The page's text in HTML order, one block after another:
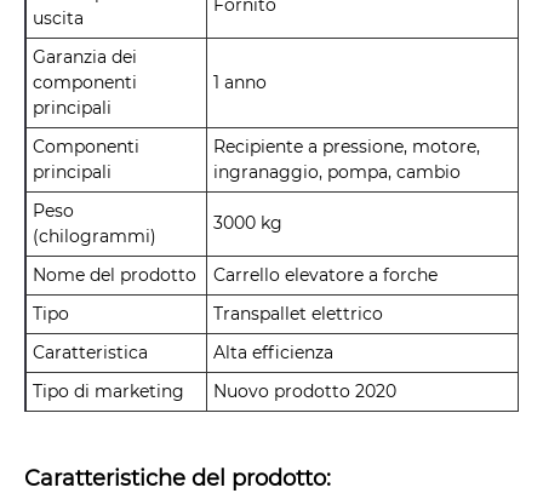
uscita
Fornito
Garanzia dei
componenti
principali
1 anno
Componenti
principali
Recipiente a pressione, motore,
ingranaggio, pompa, cambio
Peso
(chilogrammi)
3000 kg
Nome del prodotto
Carrello elevatore a forche
Tipo
Transpallet elettrico
Caratteristica
Alta efficienza
Tipo di marketing
Nuovo prodotto 2020
Caratteristiche del prodotto: